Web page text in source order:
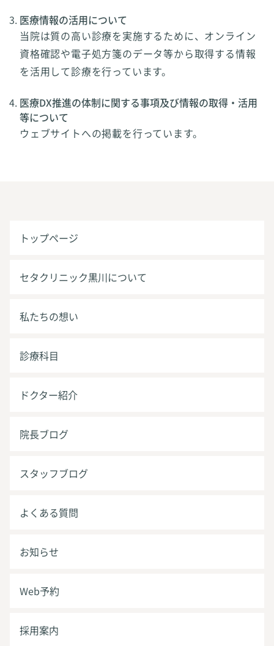
医療情報の活用について
当院は質の高い診療を実施するために、オンライン
資格確認や電子処方箋のデータ等から取得する情報
を活用して診療を行っています。
医療DX推進の体制に関する事項及び情報の取得・活用
等について
ウェブサイトへの掲載を行っています。
トップページ
セタクリニック黒川について
私たちの想い
診療科目
ドクター紹介
院長ブログ
スタッフブログ
よくある質問
お知らせ
Web予約
採用案内